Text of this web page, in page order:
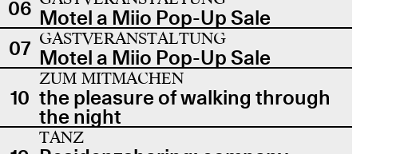
06 Motel a Miio Pop-Up Sale
07 GASTVERANSTALTUNG
Motel a Miio Pop-Up Sale
10
ZUM MITMACHEN
the pleasure of walking through
the night
TANZ